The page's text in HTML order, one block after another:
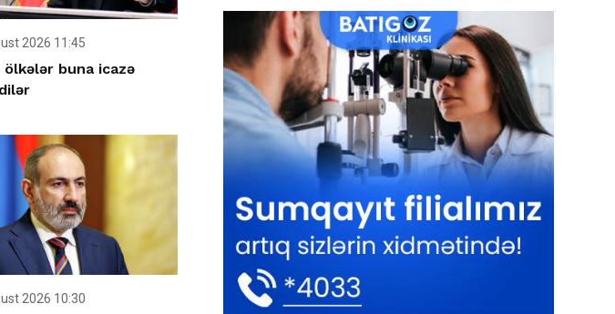
2026 11:45
ölkələr buna icazə
2026 10:30